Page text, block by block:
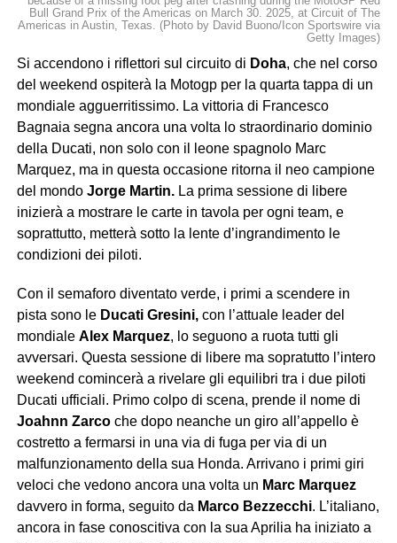
Bull Grand Prix of the Americas on March 30. 2025, at Circuit of The
Americas in Austin, Texas. (Photo by David Buono/Icon Sportswire via
Getty Images)
Si accendono i riflettori sul circuito di Doha, che nel corso
del weekend ospiterà la Motogp per la quarta tappa di un
mondiale agguerritissimo. La vittoria di Francesco
Bagnaia segna ancora una volta lo straordinario dominio
della Ducati, non solo con il leone spagnolo Marc
Marquez, ma in questa occasione ritorna il neo campione
del mondo Jorge Martin. La prima sessione di libere
inizierà a mostrare le carte in tavola per ogni team, e
soprattutto, metterà sotto la lente d’ingrandimento le
condizioni dei piloti.
Con il semaforo diventato verde, i primi a scendere in
pista sono le Ducati Gresini,con l’attuale leader del
mondiale Alex Marquez, lo seguono a ruota tutti gli
avversari. Questa sessione di libere ma sopratutto l’intero
weekend comincerà a rivelare gli equilibri tra i due piloti
Ducati ufficiali. Primo colpo di scena, prende il nome di
Joahnn Zarcoche dopo neanche un giro all’appello è
costretto a fermarsi in una via di fuga per via di un
malfunzionamento della sua Honda. Arrivano i primi giri
veloci che vedono ancora una volta un Marc Marquez
davvero in forma, seguito da Marco Bezzecchi. L’italiano,
ancora in fase conoscitiva con la sua Aprilia ha iniziato a